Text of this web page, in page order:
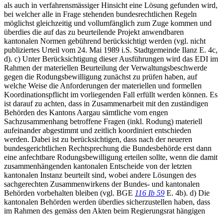
als auch in verfahrensmässiger Hinsicht eine Lösung gefunden wird,
bei welcher alle in Frage stehenden bundesrechtlichen Regeln
möglichst gleichzeitig und vollumfänglich zum Zuge kommen und
überdies die auf das zu beurteilende Projekt anwendbaren
kantonalen Normen gebührend berücksichtigt werden (vgl. nicht
publiziertes Urteil vom 24. Mai 1989 i.S. Stadtgemeinde Ilanz E. 4c,
d). c) Unter Berücksichtigung dieser Ausführungen wird das EDI im
Rahmen der materiellen Beurteilung der Verwaltungsbeschwerde
gegen die Rodungsbewilligung zunächst zu prüfen haben, auf
welche Weise die Anforderungen der materiellen und formellen
Koordinationspflicht im vorliegenden Fall erfüllt werden können. Es
ist darauf zu achten, dass in Zusammenarbeit mit den zuständigen
Behörden des Kantons Aargau sämtliche vom engen
Sachzusammenhang betroffene Fragen (inkl. Rodung) materiell
aufeinander abgestimmt und zeitlich koordiniert entschieden
werden. Dabei ist zu berücksichtigen, dass nach der neueren
bundesgerichtlichen Rechtsprechung die Bundesbehörde erst dann
eine anfechtbare Rodungsbewilligung erteilen sollte, wenn die damit
zusammenhängenden kantonalen Entscheide von der letzten
kantonalen Instanz beurteilt sind, wobei andere Lösungen des
sachgerechten Zusammenwirkens der Bundes- und kantonalen
Behörden vorbehalten bleiben (vgl. BGE 116 Ib 59 E. 4b). d) Die
kantonalen Behörden werden überdies sicherzustellen haben, dass
im Rahmen des gemäss den Akten beim Regierungsrat hängigen